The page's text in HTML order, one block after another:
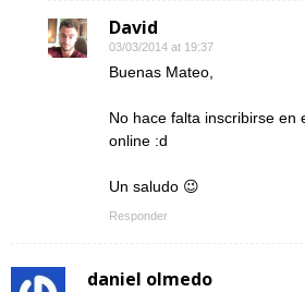
David
03/03/2014 at 19:37
Buenas Mateo,
No hace falta inscribirse en
online :d
Un saludo 😉
Responder
daniel olmedo